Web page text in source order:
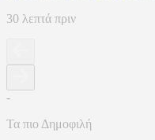
30 λεπτά πριν
-
Τα πιο Δημοφιλή